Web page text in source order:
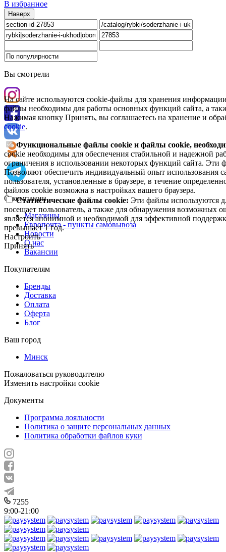
В избранное
Наверх
Вы смотрели
На сайте используются cookie-файлы для хранения
файлы необходимы для работы основных функций сайта, а
Нажимая кнопку Принять, вы соглашаетесь на хранение и
cookie.
Функциональные файлы cookie и файлы cookie,
cookie необходимы для обеспечения стабильной и надежной
ограничения в использовании некоторых функций сайта. Эти
Позволяют обеспечить индивидуальный опыт использования
пользователя, установленные в браузере, в течение
файлов cookie возможна в настройках вашего браузера.
Статистические файлы cookie: Эти файлы используются
посещает пользователь, а также для обнаружения возможных
является анонимной и необходимой для эффективной
превышает 1 год.
Настроить
Принять
О компании
Магазины
Европочта - пункты самовывоза
Новости
О нас
Вакансии
Покупателям
Бренды
Доставка
Оплата
Оферта
Блог
Ваш город
Минск
Пожаловаться руководителю
Изменить настройки cookie
Документы
Программа лояльности
Политика о защите персональных данных
Политика обработки файлов куки
7255
9:00-21:00